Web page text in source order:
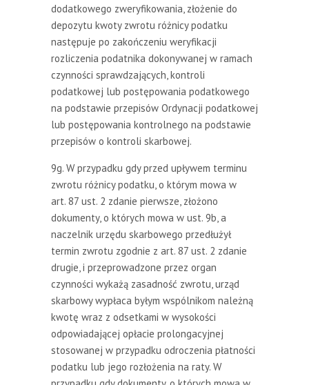
dodatkowego zweryfikowania, złożenie do
depozytu kwoty zwrotu różnicy podatku
następuje po zakończeniu weryfikacji
rozliczenia podatnika dokonywanej w ramach
czynności sprawdzających, kontroli
podatkowej lub postępowania podatkowego
na podstawie przepisów Ordynacji podatkowej
lub postępowania kontrolnego na podstawie
przepisów o kontroli skarbowej.
9g. W przypadku gdy przed upływem terminu
zwrotu różnicy podatku, o którym mowa w
art. 87 ust. 2 zdanie pierwsze, złożono
dokumenty, o których mowa w ust. 9b, a
naczelnik urzędu skarbowego przedłużył
termin zwrotu zgodnie z art. 87 ust. 2 zdanie
drugie, i przeprowadzone przez organ
czynności wykażą zasadność zwrotu, urząd
skarbowy wypłaca byłym wspólnikom należną
kwotę wraz z odsetkami w wysokości
odpowiadającej opłacie prolongacyjnej
stosowanej w przypadku odroczenia płatności
podatku lub jego rozłożenia na raty. W